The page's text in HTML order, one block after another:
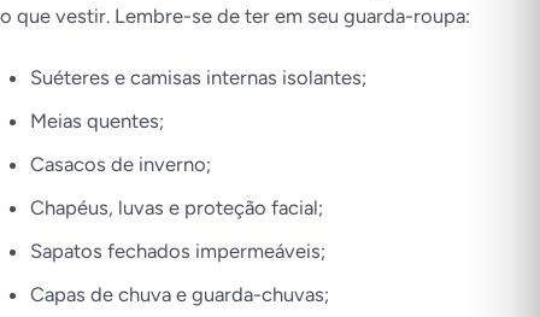
o que vestir. Lembre-se de ter em seu guarda-roupa:
Suéteres e camisas internas isolantes;
Meias quentes;
Casacos de inverno;
Chapéus, luvas e proteção facial;
Sapatos fechados impermeáveis;
Capas de chuva e guarda-chuvas;